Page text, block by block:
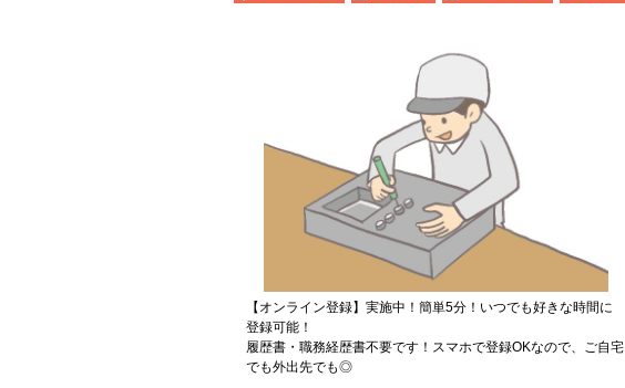
【オンライン登録】実施中！簡単5分！いつでも好きな時間に
登録可能！
履歴書・職務経歴書不要です！スマホで登録OKなので、ご自宅
でも外出先でも◎